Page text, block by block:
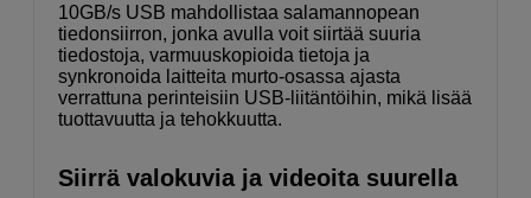
10GB/s USB mahdollistaa salamannopean
tiedonsiirron, jonka avulla voit siirtää suuria
tiedostoja, varmuuskopioida tietoja ja
synkronoida laitteita murto-osassa ajasta
verrattuna perinteisiin USB-liitäntöihin, mikä lisää
tuottavuutta ja tehokkuutta.
Siirrä valokuvia ja videoita suurella